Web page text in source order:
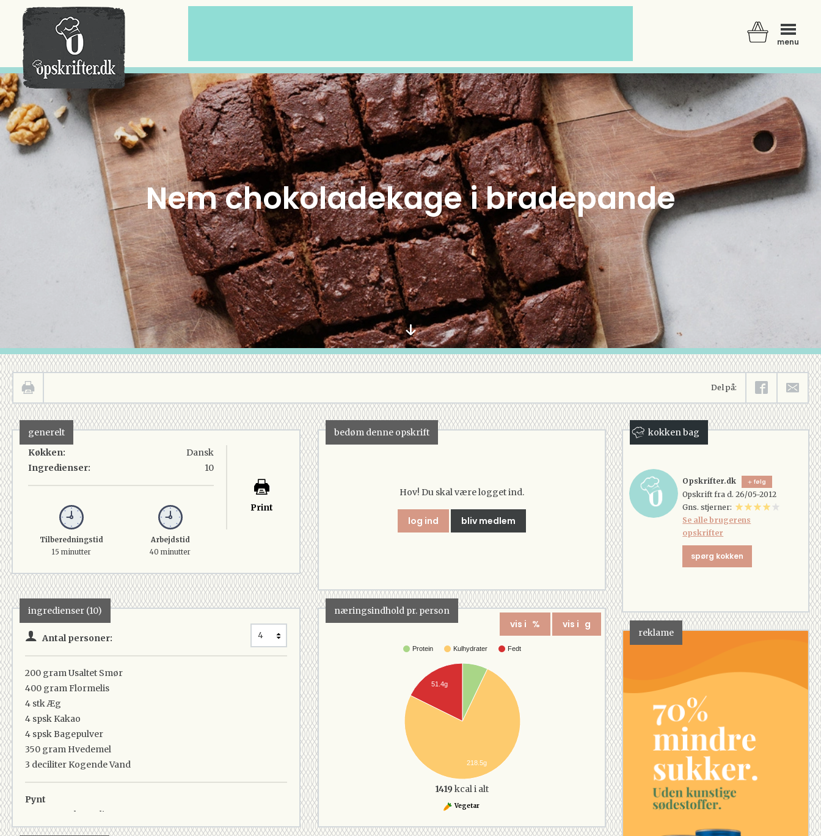
menu
Der er ingen varer i din kurv.
Nem chokoladekage i bradepande
Del på:
generelt
Køkken:
Ingredienser:
Dansk
10
Tilberedningstid
15 minutter
Arbejdstid
40 minutter
Print
bedøm denne opskrift
Hov! Du skal være logget ind.
log ind bliv medlem
ingredienser (10)
Antal personer:
200 gramUsaltet Smør
400 gramFlormelis
4 stkÆg
4 spsk Kakao
4 spskBagepulver
350 gram Hvedemel
3 deciliter Kogende Vand
Pynt
Flormelis
3.4 spskKakao
næringsindhold pr. person
vis i % vis i g
Protein Kulhydrater Fedt
51.4g
218.5g
1419kcal i alt
Vegetar
kokken bag
Opskrifter.dk følg
Opskrift fra d. 26/05-2012
Gns. stjerner:
Se alle brugerens
opskrifter
spørg kokken
reklame